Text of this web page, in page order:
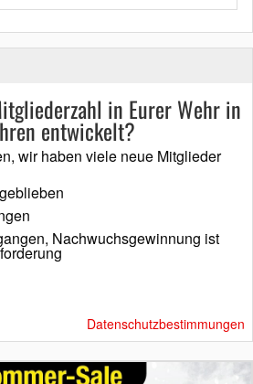
in Eurer Wehr in
entwickelt?
wir haben viele neue Mitglieder
Nachwuchsgewinnung ist
Datenschutzbestimmungen